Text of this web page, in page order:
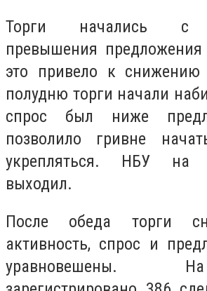
Торги начались с
превышения
это привело к снижению
полудню торги начали
спрос был ниже
позволило гривне
укрепляться. НБУ на
выходил.
После обеда торги
активность, спрос и
уравновешены.